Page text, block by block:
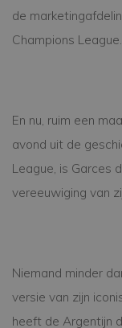
de
Champions League.
En nu, ruim een
avond uit de
League, is Garces
vereeuwiging van
Niemand minder
versie van zijn
heeft de Argentijn